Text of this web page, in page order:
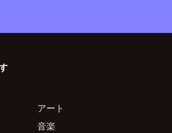
アート
音楽